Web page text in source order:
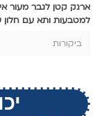
למטבעות ותא עם חלון
ביקורות